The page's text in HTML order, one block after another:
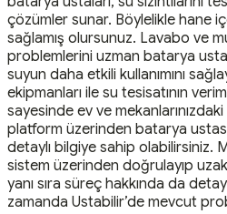
çözümler sunar. Böylelikle hane
sağlamış olursunuz. Lavabo ve
problemlerini uzman batarya
suyun daha etkili kullanımını
ekipmanları ile su tesisatının
sayesinde ev ve
platform üzerinden batarya
detaylı bilgiye sahip olabilirsiniz.
sistem üzerinden doğrulayıp
yanı sıra süreç hakkında da
zamanda Ustabilir’de mevcut